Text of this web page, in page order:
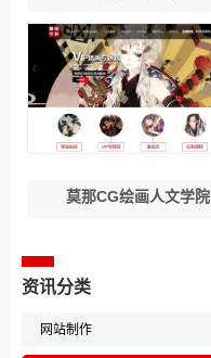
莫那CG绘画人文学院
资讯分类
网站制作